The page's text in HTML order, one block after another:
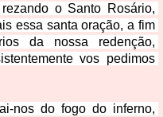
o Santo Rosário,
essa santa oração, a fim
da nossa redenção,
nos do fogo do inferno,